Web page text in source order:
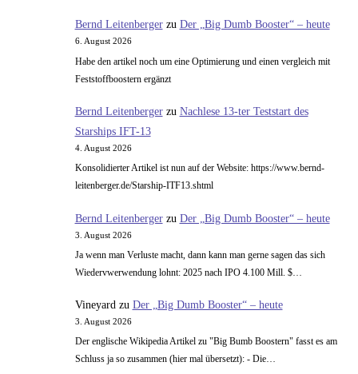
Bernd Leitenbergerzu Der „Big Dumb Booster“ – heute
6. August 2026
Habe den artikel noch um eine Optimierung und einen vergleich mit
Feststoffboostern ergänzt
Bernd Leitenbergerzu Nachlese 13-ter Teststart des
Starships IFT-13
4. August 2026
Konsolidierter Artikel ist nun auf der Website: https://www.bernd-
leitenberger.de/Starship-ITF13.shtml
Bernd Leitenbergerzu Der „Big Dumb Booster“ – heute
3. August 2026
Ja wenn man Verluste macht, dann kann man gerne sagen das sich
Wiedervwerwendung lohnt: 2025 nach IPO 4.100 Mill. $…
Vineyardzu Der „Big Dumb Booster“ – heute
3. August 2026
Der englische Wikipedia Artikel zu "Big Bumb Boostern" fasst es am
Schluss ja so zusammen (hier mal übersetzt): - Die…